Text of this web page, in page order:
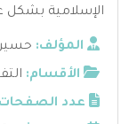
الإسلامية بشكل
المؤلف:
الأقسام:
عدد